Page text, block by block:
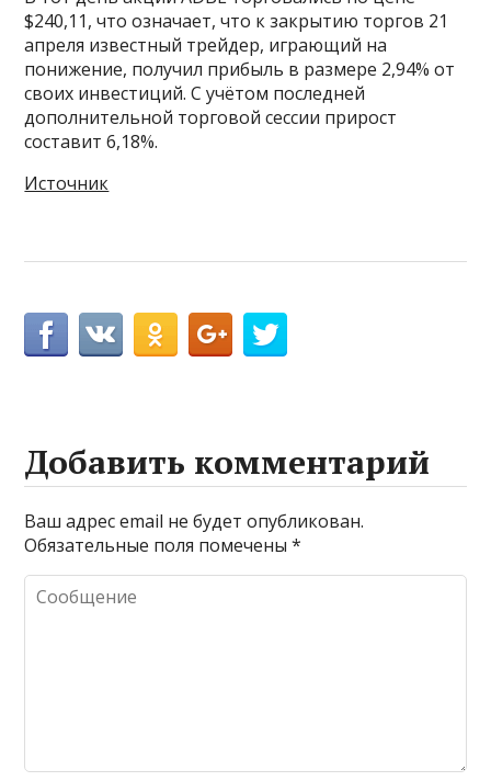
$240,11, что означает, что к закрытию торгов 21
апреля известный трейдер, играющий на
понижение, получил прибыль в размере 2,94% от
своих инвестиций. С учётом последней
дополнительной торговой сессии прирост
составит 6,18%.
Источник
Добавить комментарий
Ваш адрес email не будет опубликован.
Обязательные поля помечены*